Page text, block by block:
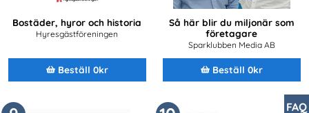
Bostäder, hyror och historia
Hyresgästföreningen
Beställ 0kr
Så här blir du miljonär som
företagare
Sparklubben Media AB
Beställ 0kr
FAQ